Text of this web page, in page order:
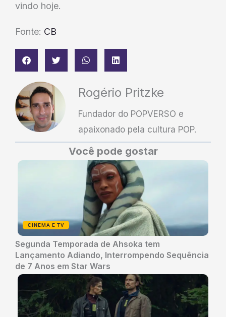
vindo hoje.
Fonte: CB
Rogério Pritzke
Fundador do POPVERSO e
apaixonado pela cultura POP.
Você pode gostar
CINEMA E TV
Segunda Temporada de Ahsoka tem
Lançamento Adiando, Interrompendo Sequência
de 7 Anos em Star Wars